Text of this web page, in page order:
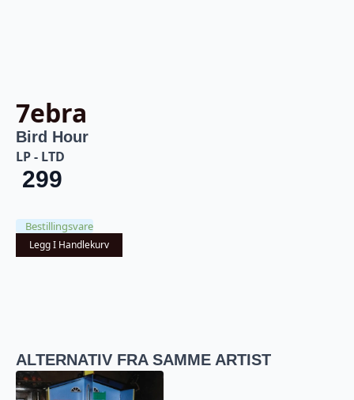
7ebra
Bird Hour
LP - LTD
299
Bestillingsvare
Legg I Handlekurv
ALTERNATIV FRA SAMME ARTIST